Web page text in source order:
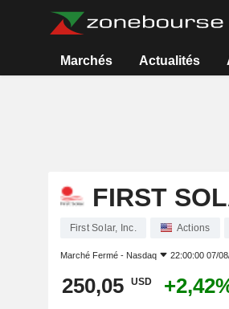
Marchés Actualités
FIRST
First Solar, Inc. Actions
Marché Fermé - Nasdaq 22:00:00 07/
250,05 USD